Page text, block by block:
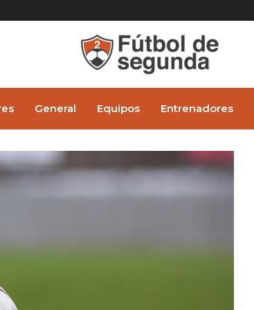
General Equipos Entrenadores